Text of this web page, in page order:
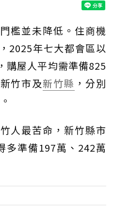
檻並未降低。住商機
2025年七大都會區以
購屋人平均需準備825
竹市及新竹縣 ，分別
人最苦命，新竹縣市
多準備197萬、242萬